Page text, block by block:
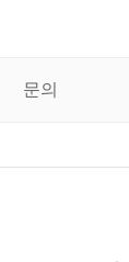
문의